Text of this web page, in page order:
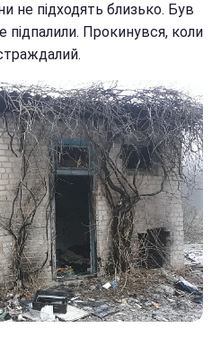
не підходять близько. Був
Прокинувся, коли